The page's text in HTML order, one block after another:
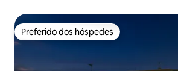
Preferido dos hóspedes
Preferido dos hóspedes